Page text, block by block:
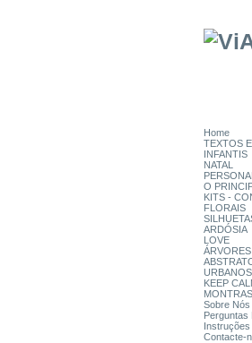
Home
TEXTOS
INFANTIS
NATAL
O
KITS -
FLORAIS
ARDÓSIA
LOVE
ÁRVORES
KEEP
Sobre Nós
Perguntas
Instruções
Contacte-